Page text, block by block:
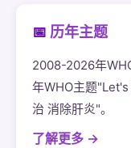
📅 历年主题
2008-2026年
年WHO主题
治 消除肝炎"。
了解更多 →